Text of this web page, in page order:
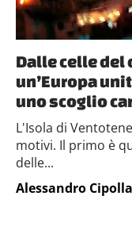
Dalle celle del
un’Europa
uno scoglio
L'Isola di
motivi. Il primo è
delle...
Alessandro Cipolla